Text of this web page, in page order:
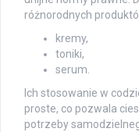
różnorodnych
kremy,
toniki,
serum.
Ich stosowanie w
proste, co pozwala
potrzeby